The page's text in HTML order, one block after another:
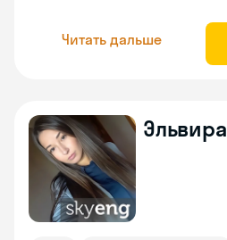
Читать дальше
Эльвира